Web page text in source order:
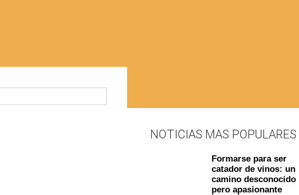
NOTICIAS MAS POPULARES
Formarse para ser
catador de vinos: un
camino desconocido
pero apasionante